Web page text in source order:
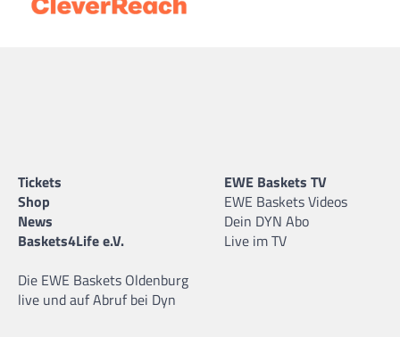
Tickets
Shop
News
Baskets4Life e.V.
Die EWE Baskets Oldenburg
live und auf Abruf bei Dyn
EWE Baskets TV
EWE Baskets Videos
Dein DYN Abo
Live im TV